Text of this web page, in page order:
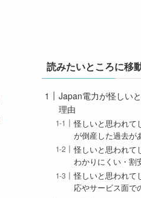
読みたいところに移
Japan電力が怪しい
理由
怪しいと思われ
が倒産した過去が
怪しいと思われ
わかりにくい・割
怪しいと思われ
応やサービス面で